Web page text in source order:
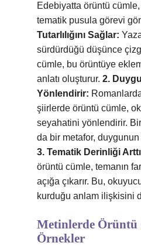
Edebiyatta örüntü
tematik pusula görevi
Tutarlılığını Sağlar:
sürdürdüğü düşünce
cümle, bu örüntüye
anlatı oluşturur. 2.
Yönlendirir:
şiirlerde örüntü cümle,
seyahatini yönlendirir.
da bir metafor,
3. Tematik Derinliği
örüntü cümle, temanın
açığa çıkarır. Bu,
kurduğu anlam ilişkisini
Metinlerde Örüntü
Örnekler